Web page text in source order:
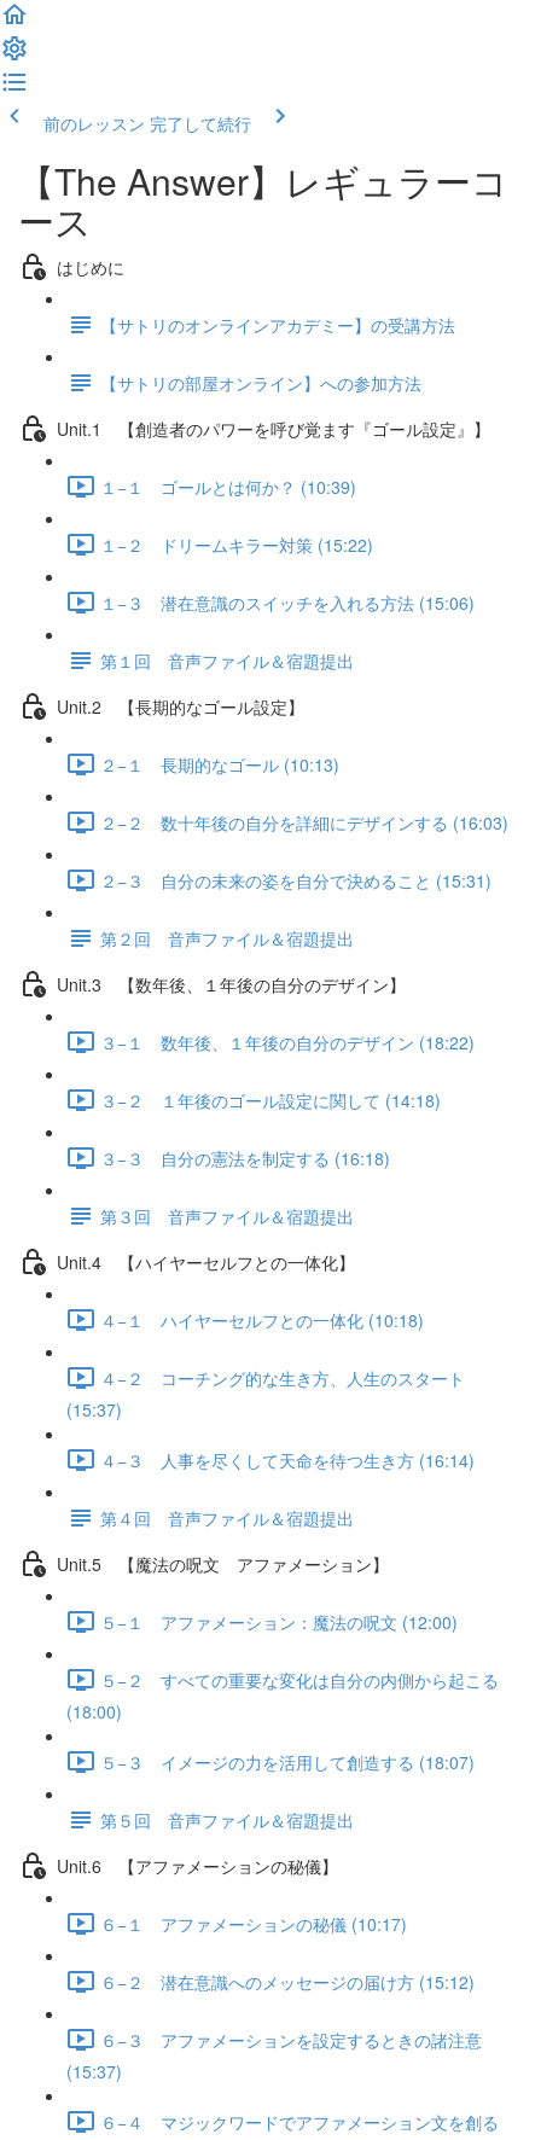
前のレッスン 完了して続行
【The Answer】レギュラーコ
ース
はじめに
【サトリのオンラインアカデミー】の受講方法
【サトリの部屋オンライン】への参加方法
Unit.1 【創造者のパワーを呼び覚ます『ゴール設定』】
１−１ ゴールとは何か？ (10:39)
１−２ ドリームキラー対策 (15:22)
１−３ 潜在意識のスイッチを入れる方法 (15:06)
第１回 音声ファイル＆宿題提出
Unit.2 【長期的なゴール設定】
２−１ 長期的なゴール (10:13)
２−２ 数十年後の自分を詳細にデザインする (16:03)
２−３ 自分の未来の姿を自分で決めること (15:31)
第２回 音声ファイル＆宿題提出
Unit.3 【数年後、１年後の自分のデザイン】
３−１ 数年後、１年後の自分のデザイン (18:22)
３−２ １年後のゴール設定に関して (14:18)
３−３ 自分の憲法を制定する (16:18)
第３回 音声ファイル＆宿題提出
Unit.4 【ハイヤーセルフとの一体化】
４−１ ハイヤーセルフとの一体化 (10:18)
４−２ コーチング的な生き方、人生のスタート
(15:37)
４−３ 人事を尽くして天命を待つ生き方 (16:14)
第４回 音声ファイル＆宿題提出
Unit.5 【魔法の呪文 アファメーション】
５−１ アファメーション：魔法の呪文 (12:00)
５−２ すべての重要な変化は自分の内側から起こる
(18:00)
５−３ イメージの力を活用して創造する (18:07)
第５回 音声ファイル＆宿題提出
Unit.6 【アファメーションの秘儀】
６−１ アファメーションの秘儀 (10:17)
６−２ 潜在意識へのメッセージの届け方 (15:12)
６−３ アファメーションを設定するときの諸注意
(15:37)
６−４ マジックワードでアファメーション文を創る